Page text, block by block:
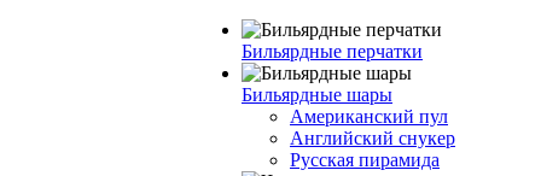
Бильярдные перчатки
Бильярдные шары
Американский пул
Английский снукер
Русская пирамида